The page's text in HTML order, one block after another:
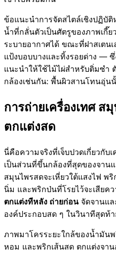
ข้อแนะนำการจัดสไตล์เชิงปฏิบั
น้ำที่กลั่นตัวเป็นศัตรูของภาพเกี๊
ระบายอากาศได้ ขณะที่ฝาสเตน
แป้งบอบบางและทิ้งรอยด่าง — ซึ่
แนะนำให้ใช้ไม้ไผ่สำหรับติ่มซำ
กล้องเช่นกัน: พื้นผิวสานโทนอุ่น
การถ่ายเครื่องเทศ ส
ตกแต่งสด
นี่คือความจริงที่เจ็บปวดเกี่ยวกับ
เป็นส่วนที่ขึ้นกล้องที่สุดของจาน
สมุนไพรสดจะเหี่ยวใต้แสงไฟ พ
นิ่ม และพริกป่นที่โรยไว้จะเสีย
ตกแต่งทีหลัง ถ่ายก่อนจัดจานแล
องค์ประกอบสด ๆ ในวินาทีสุดท้
ภาพมาโครระยะใกล้ของน้ำมัน
หอม และพริกเส้นสด ตกแต่งจาน